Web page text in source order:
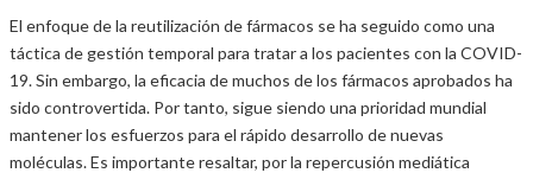
El enfoque de la reutilización de fármacos se ha seguido como una
táctica de gestión temporal para tratar a los pacientes con la COVID-
19. Sin embargo, la eficacia de muchos de los fármacos aprobados ha
sido controvertida. Por tanto, sigue siendo una prioridad mundial
mantener los esfuerzos para el rápido desarrollo de nuevas
moléculas. Es importante resaltar, por la repercusión mediática